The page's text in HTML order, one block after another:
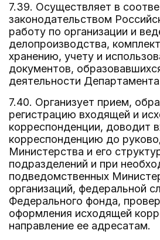
7.39. Осуществляет в
законодательством
работу по организации и
делопроизводства,
хранению, учету и
документов,
деятельности
7.40. Организует прием,
регистрацию входящей и
корреспонденции, доводит
корреспонденцию до
Министерства и его
подразделений и при
подведомственных
организаций, федеральной
Федерального фонда,
оформления исходящей
направление ее адресатам.